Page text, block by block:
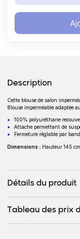
Détails
Description
Cette blouse de salon
Blouse imperméable adaptée
100% polyuréthane
Attache permettant de
Fermeture réglable par
Dimensions : Hauteur 145
Détails du produit
Tableau des prix